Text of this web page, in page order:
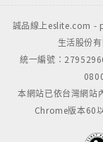
誠品線上eslite.com -
生活股份
統一編號：
本網站已依台灣網站
Chrome版本60